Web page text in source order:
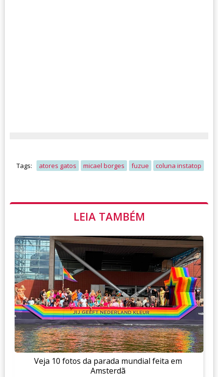
Tags: atores gatos micael borges fuzue coluna instatop
LEIA TAMBÉM
Veja 10 fotos da parada mundial feita em
Amsterdã